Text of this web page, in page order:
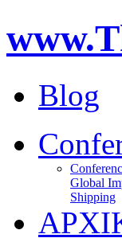
Blog
Global
Shipping